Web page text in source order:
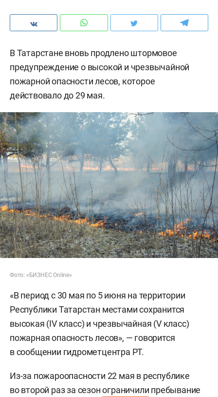
В Татарстане вновь продлено штормовое
предупреждение о высокой и чрезвычайной
пожарной опасности лесов, которое
действовало до 29 мая.
Фото: «БИЗНЕС Online»
«В период с 30 мая по 5 июня на территории
Республики Татарстан местами сохранится
высокая (IV класс) и чрезвычайная (V класс)
пожарная опасность лесов», — говорится
в сообщении гидрометцентра РТ.
Из-за пожароопасности 22 мая в республике
во второй раз за сезонограничили пребывание